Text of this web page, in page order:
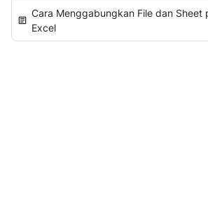
Cara Menggabungkan File dan Sheet
Excel